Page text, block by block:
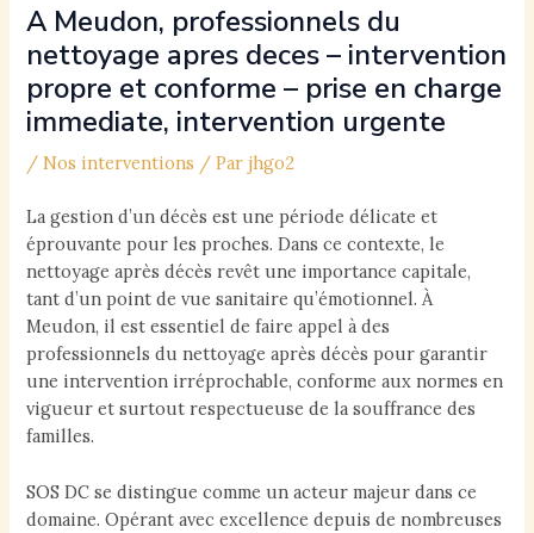
A Meudon, professionnels du
nettoyage apres deces – intervention
propre et conforme – prise en charge
immediate, intervention urgente
/Nos interventions / Parjhgo2
La gestion d’un décès est une période délicate et
éprouvante pour les proches. Dans ce contexte, le
nettoyage après décès revêt une importance capitale,
tant d’un point de vue sanitaire qu’émotionnel. À
Meudon, il est essentiel de faire appel à des
professionnels du nettoyage après décès pour garantir
une intervention irréprochable, conforme aux normes en
vigueur et surtout respectueuse de la souffrance des
familles.
SOS DC se distingue comme un acteur majeur dans ce
domaine. Opérant avec excellence depuis de nombreuses